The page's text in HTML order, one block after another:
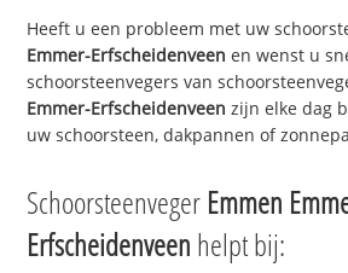
Heeft u een probleem met uw
Emmer-Erfscheidenveen en wenst u
schoorsteenvegers van
Emmer-Erfscheidenveen zijn elke dag
uw schoorsteen, dakpannen of
Schoorsteenveger Emmen
Erfscheidenveen helpt bij: